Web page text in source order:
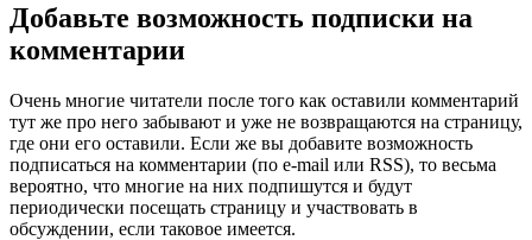
Добавьте возможность подписки на
комментарии
Очень многие читатели после того как оставили комментарий
тут же про него забывают и уже не возвращаются на страницу,
где они его оставили. Если же вы добавите возможность
подписаться на комментарии (по e-mail или RSS), то весьма
вероятно, что многие на них подпишутся и будут
периодически посещать страницу и участвовать в
обсуждении, если таковое имеется.